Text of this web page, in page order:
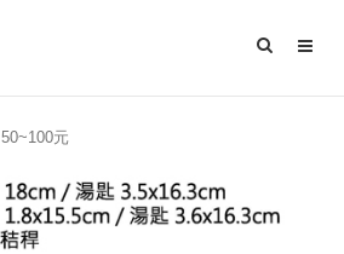
50~100元